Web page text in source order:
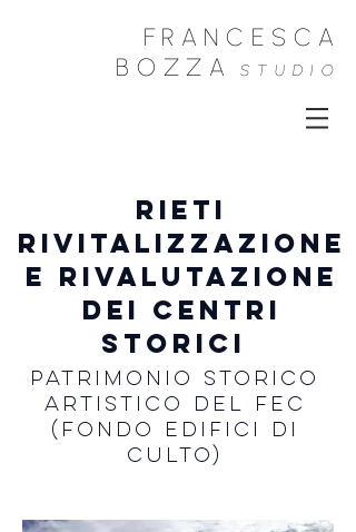
FRANCESCA
B OZZA STU DIO
RIETI
rivitalizzazione
e rivalutazione
dei centri
storici
Patrimonio Storico
Artistico del Fec
(Fondo Edifici di
Culto)